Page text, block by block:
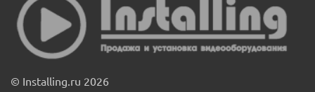
© Installing.ru 2026